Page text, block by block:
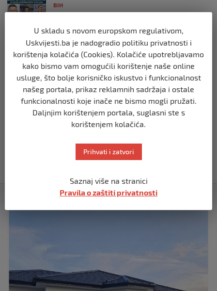
BIH
najveće šanse za povratak u
Predsjedništvo BiH
prije 3 mjeseca
Demantij Federalnog ministarstva
unutrašnjih poslova
prije 5 mjeseci
Akcija SIPA-e: Pretresaju se stambeni i
pomoćni objekti
U skladu s novom europskom regulativom,
Uskvijesti.ba je nadogradio politiku privatnosti i
korištenja kolačića (Cookies). Kolačiće upotrebljavamo
kako bismo vam omogućili korištenje naše online
usluge, što bolje korisničko iskustvo i funkcionalnost
našeg portala, prikaz reklamnih sadržaja i ostale
funkcionalnosti koje inače ne bismo mogli pružati.
Daljnjim korištenjem portala, suglasni ste s
korištenjem kolačića.
Prihvati i zatvori
Saznaj više na stranici
Pravila o zaštiti privatnosti